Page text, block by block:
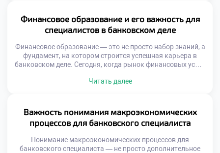
эффективно управлять деньгами, защищать сбережения
и планировать будущее. Без понимания основ банковской
системы сложно достичь […]
Финансовое образование и его важность для
специалистов в банковском деле
Финансовое образование — это не просто набор знаний, а
фундамент, на котором строится успешная карьера в
банковском деле. Сегодня, когда рынок финансовых услуг
понимания экономических процессов оказываются вне
невозможно переоценить. Оно формирует
профессиональное мышление, позволяет принимать
взвешенные решения […]
Читать далее
Важность понимания макроэкономических
процессов для банковского специалиста
Понимание макроэкономических процессов для
банковского специалиста — не просто дополнительное